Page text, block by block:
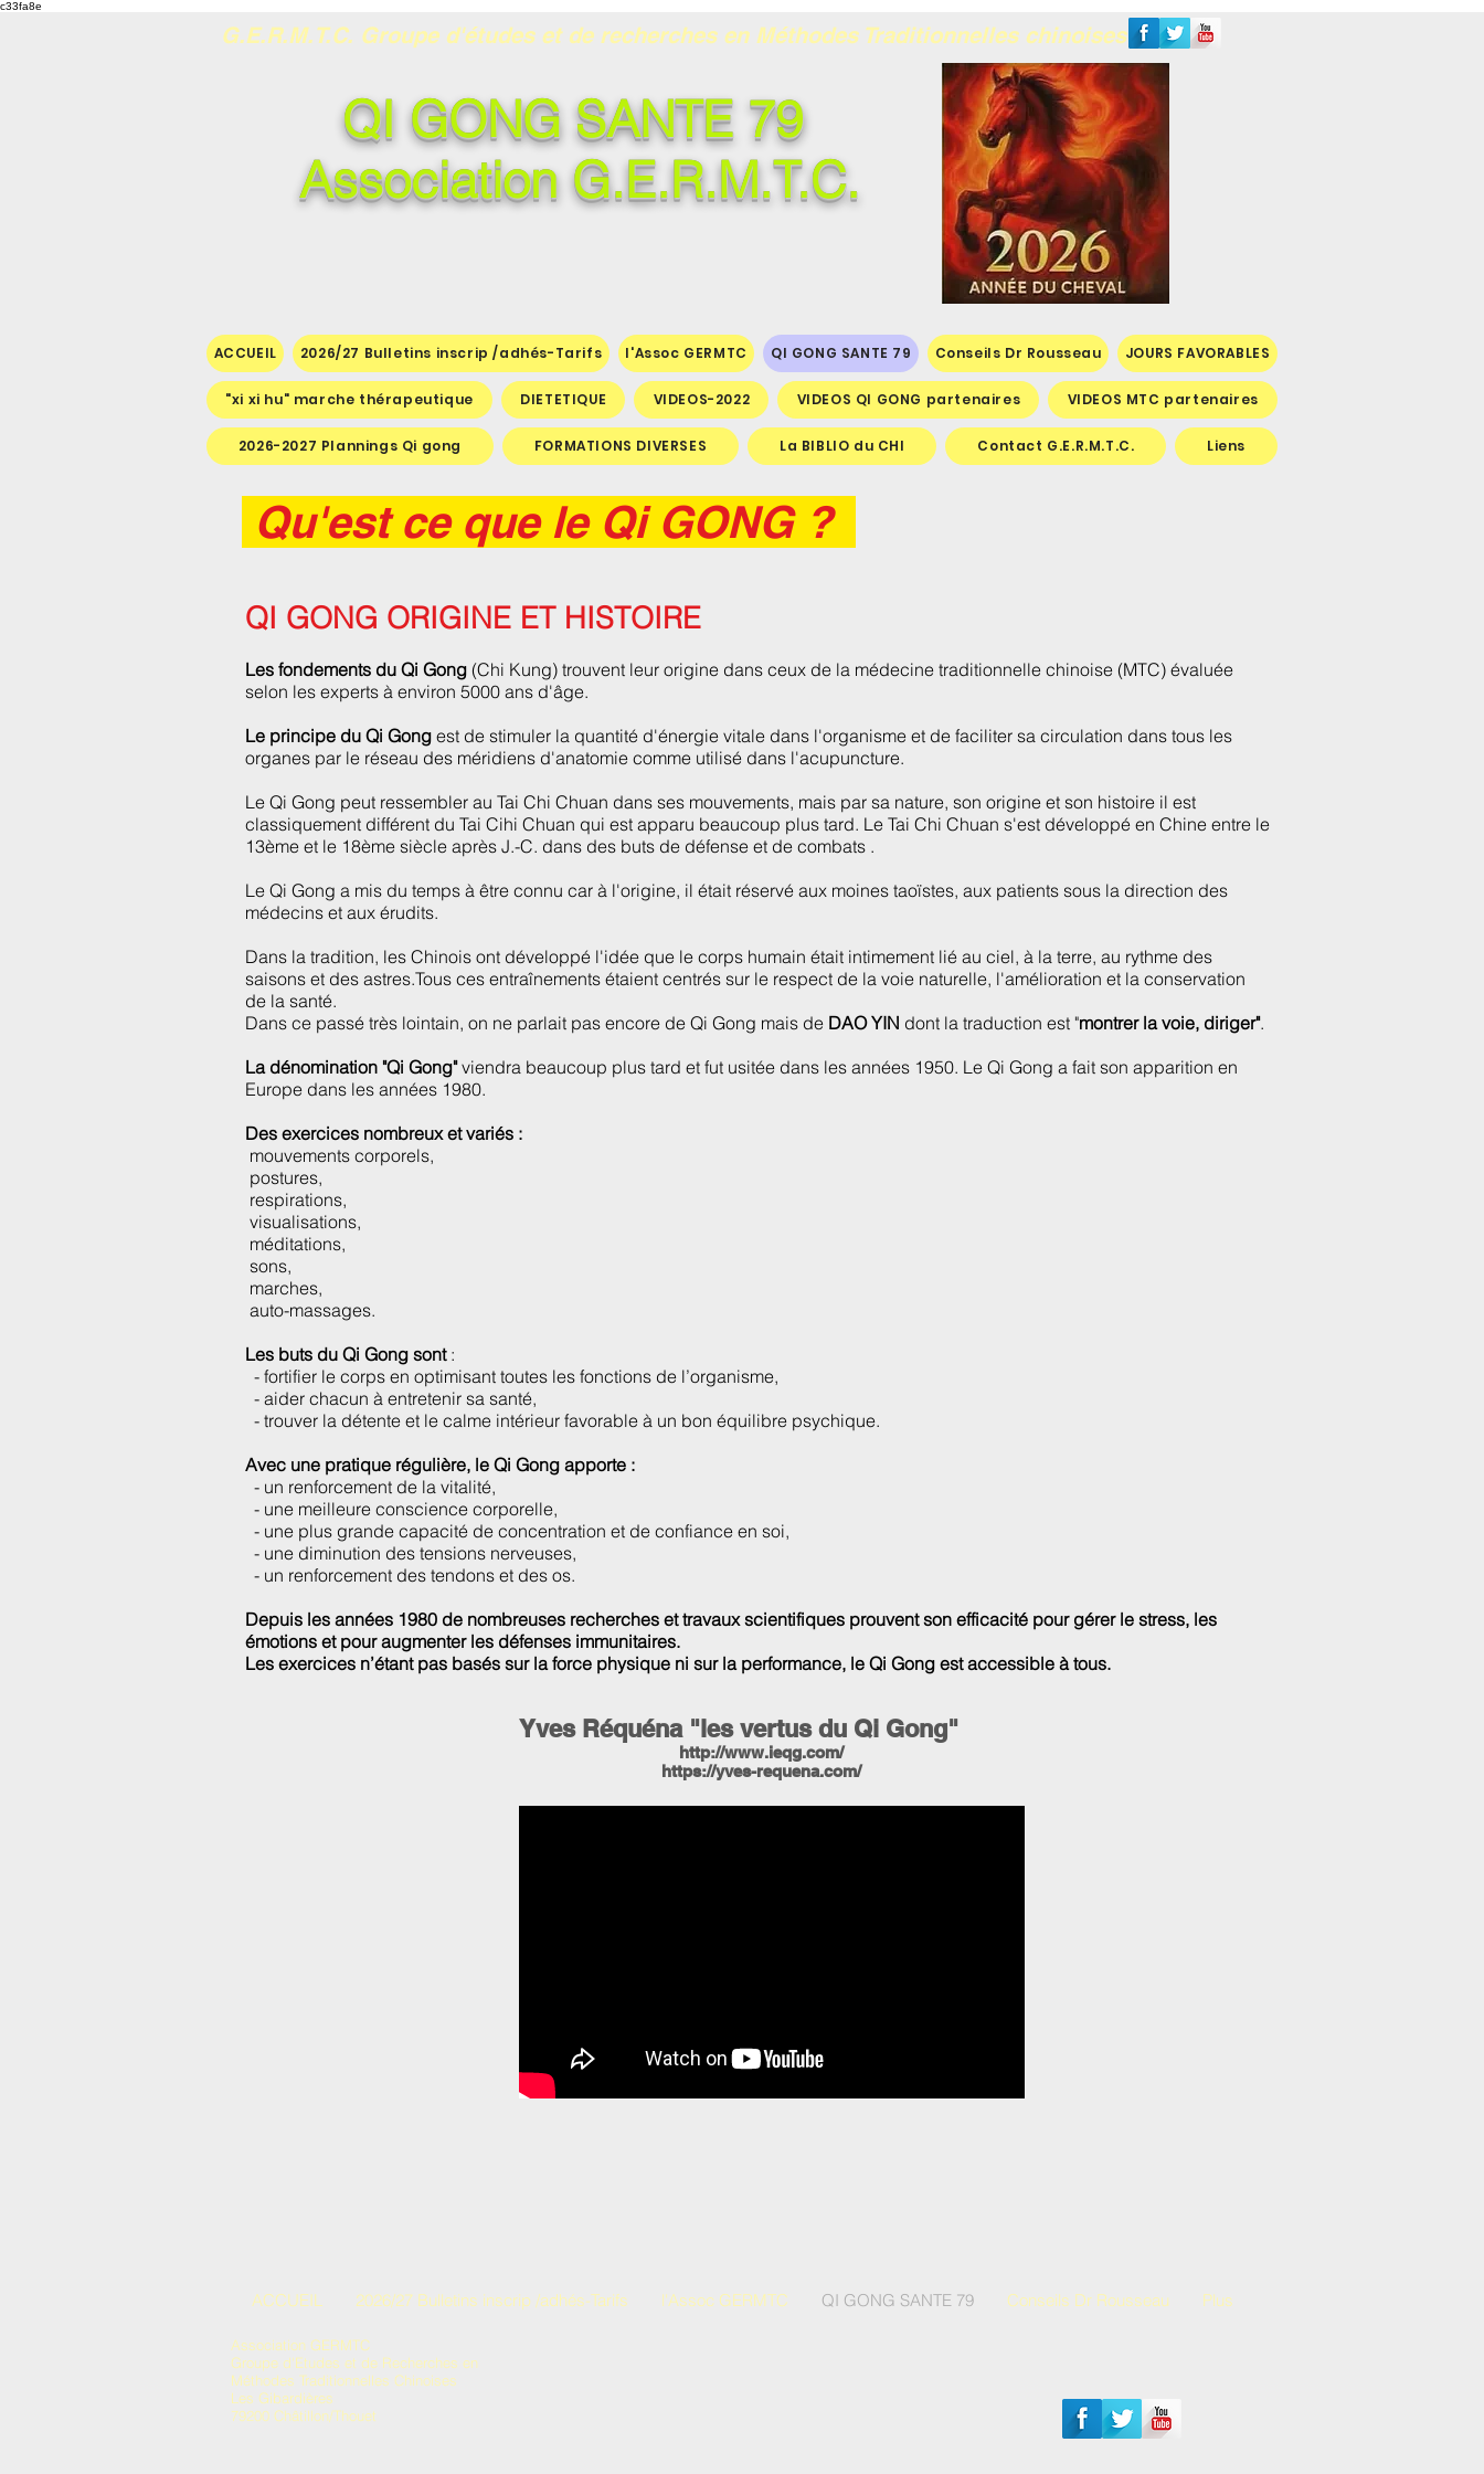
c33fa8e
G.E.R.M.T.C. Groupe d'études et de recherches en Méthodes Traditionnelles chinoises
QI GONG SANTE 79
Association G.E.R.M.T.C.
ACCUEIL 2026/27 Bulletins inscrip /adhés-Tarifs l'Assoc GERMTC QI GONG SANTE 79 Conseils Dr Rousseau JOURS FAVORABLES
"xi xi hu" marche thérapeutique DIETETIQUE VIDEOS-2022 VIDEOS QI GONG partenaires VIDEOS MTC partenaires
2026-2027 Plannings Qi gong FORMATIONS DIVERSES La BIBLIO du CHI Contact G.E.R.M.T.C. Liens
Qu'est ce que le Qi GONG ?
QI GONG ORIGINE ET HISTOIRE
Les fondements du Qi Gong (Chi Kung) trouvent leur origine dans ceux de la médecine traditionnelle chinoise (MTC) évaluée
selon les experts à environ 5000 ans d'âge.
Le principe du Qi Gong est de stimuler la quantité d'énergie vitale dans l'organisme et de faciliter sa circulation dans tous les
organes par le réseau des méridiens d'anatomie comme utilisé dans l'acupuncture.
Le Qi Gong peut ressembler au Tai Chi Chuan dans ses mouvements, mais par sa nature, son origine et son histoire il est
classiquement différent du Tai Cihi Chuan qui est apparu beaucoup plus tard. Le Tai Chi Chuan s'est développé en Chine entre le
13ème et le 18ème siècle après J.-C. dans des buts de défense et de combats .
Le Qi Gong a mis du temps à être connu car à l'origine, il était réservé aux moines taoïstes, aux patients sous la direction des
médecins et aux érudits.
Dans la tradition, les Chinois ont développé l'idée que le corps humain était intimement lié au ciel, à la terre, au rythme des
saisons et des astres.Tous ces entraînements étaient centrés sur le respect de la voie naturelle, l'amélioration et la conservation
de la santé.
Dans ce passé très lointain, on ne parlait pas encore de Qi Gong mais de DAO YIN dont la traduction est "montrer la voie, diriger".
La dénomination "Qi Gong"viendra beaucoup plus tard et fut usitée dans les années 1950. Le Qi Gong a fait son apparition en
Europe dans les années 1980.
Des exercices nombreux et variés :
mouvements corporels,
postures,
respirations,
visualisations,
méditations,
sons,
marches,
auto-massages.
Les buts du Qi Gong sont:
- fortifier le corps en optimisant toutes les fonctions de l’organisme,
- aider chacun à entretenir sa santé,
- trouver la détente et le calme intérieur favorable à un bon équilibre psychique.
Avec une pratique régulière, le Qi Gong apporte :
- un renforcement de la vitalité,
- une meilleure conscience corporelle,
- une plus grande capacité de concentration et de confiance en soi,
- une diminution des tensions nerveuses,
- un renforcement des tendons et des os.
Depuis les années 1980 de nombreuses recherches et travaux scientifiques prouvent son efficacité pour gérer le stress, les
émotions et pour augmenter les défenses immunitaires.
Les exercices n’étant pas basés sur la force physique ni sur la performance, le Qi Gong est accessible à tous.
Yves Réquéna "les vertus du Qi Gong"
http://www.ieqg.com/
https://yves-requena.com/
ACCUEIL 2026/27 Bulletins inscrip /adhés-Tarifs l'Assoc GERMTC QI GONG SANTE 79 Conseils Dr Rousseau Plus
Association GERMTC
Groupe d'Etudes et de Recherches en
Méthodes Traditionnelles Chinoises
Les Gibardières
79200 Châtillon/Thouet